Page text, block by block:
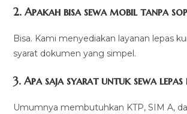
2. Apakah bisa sewa mobil tanpa
Bisa. Kami menyediakan layanan lepas
syarat dokumen yang simpel.
3. Apa saja syarat untuk sewa lepas
Umumnya membutuhkan KTP, SIM A,